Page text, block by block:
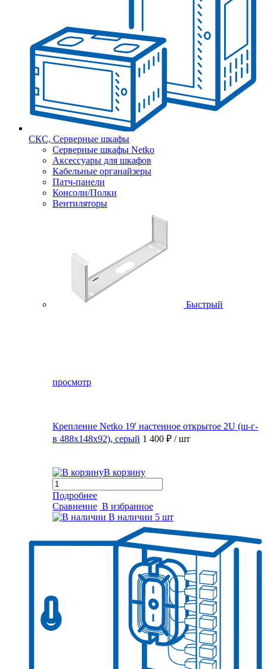
СКС, Серверные шкафы
Серверные шкафы Netko
Аксессуары для шкафов
Кабельные органайзеры
Патч-панели
Консоли/Полки
Вентиляторы
Быстрый
просмотр
Крепление Netko 19' настенное открытое 2U (ш-г-
в 488х148х92), серый 1 400 ₽ / шт
В корзину
Подробнее
Сравнение В избранное
В наличии 5 шт